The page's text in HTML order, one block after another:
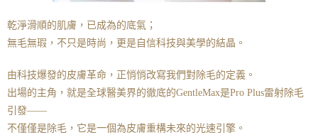
乾淨滑順的肌膚，已成為的底氣；
無毛無瑕，不只是時尚，更是自信科技與美學的結晶。
由科技爆發的皮膚革命，正悄悄改寫我們對除毛的定義。
出場的主角，就是全球醫美界的徹底的GentleMax是Pro Plus雷射除毛
引發——
不僅僅是除毛，它是一個為皮膚重構未來的光速引擎。